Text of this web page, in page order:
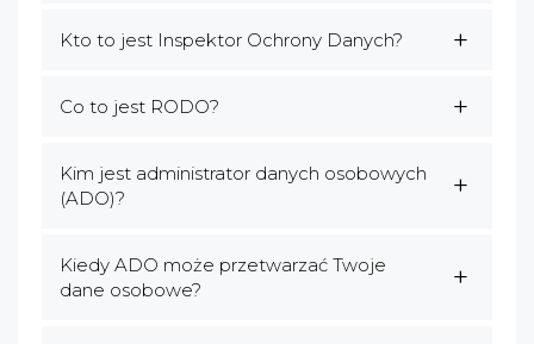
Kto to jest Inspektor Ochrony Danych?
Co to jest RODO?
Kim jest administrator danych osobowych
(ADO)?
Kiedy ADO może przetwarzać Twoje
dane osobowe?